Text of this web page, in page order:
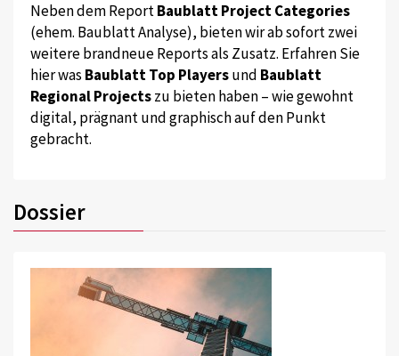
Neben dem ReportBaublatt Project Categories
(ehem. Baublatt Analyse), bieten wir ab sofort zwei
weitere brandneue Reports als Zusatz. Erfahren Sie
hier was Baublatt Top Playersund Baublatt
Regional Projectszu bieten haben – wie gewohnt
digital, prägnant und graphisch auf den Punkt
gebracht.
Dossier